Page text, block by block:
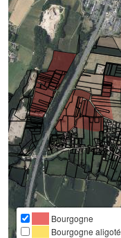
Bourgogne
Bourgogne aligoté